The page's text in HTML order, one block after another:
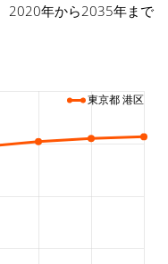
2020年から2035年まで
東京都 港区